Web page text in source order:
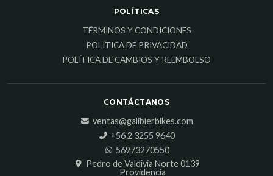
POLÍTICAS
TÉRMINOS Y CONDICIONES
POLÍTICA DE PRIVACIDAD
POLÍTICA DE CAMBIOS Y REEMBOLSO
CONTÁCTANOS
ventas@galibierbikes.com
‎+56 2 3255 9640
56973270550
Pedro de Valdivia Norte 0139
Providencia